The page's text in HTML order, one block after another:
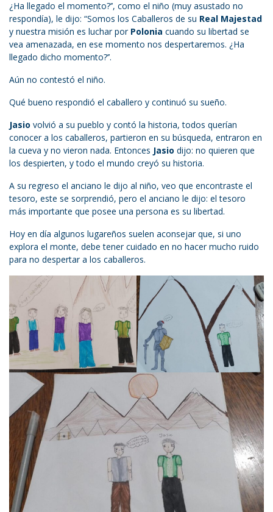
¿Ha llegado el momento?’’, como el niño (muy asustado no
respondía), le dijo: “Somos los Caballeros de su Real Majestad
y nuestra misión es luchar por Polonia cuando su libertad se
vea amenazada, en ese momento nos despertaremos. ¿Ha
llegado dicho momento?’’.
Aún no contestó el niño.
Qué bueno respondió el caballero y continuó su sueño.
Jasio volvió a su pueblo y contó la historia, todos querían
conocer a los caballeros, partieron en su búsqueda, entraron en
la cueva y no vieron nada. Entonces Jasio dijo: no quieren que
los despierten, y todo el mundo creyó su historia.
A su regreso el anciano le dijo al niño, veo que encontraste el
tesoro, este se sorprendió, pero el anciano le dijo: el tesoro
más importante que posee una persona es su libertad.
Hoy en día algunos lugareños suelen aconsejar que, si uno
explora el monte, debe tener cuidado en no hacer mucho ruido
para no despertar a los caballeros.